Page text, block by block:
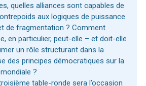
quelles alliances sont capables de
aux logiques de puissance
de fragmentation ? Comment
en particulier, peut-elle – et doit-elle
un rôle structurant dans la
des principes démocratiques sur la
?
table-ronde sera l’occasion